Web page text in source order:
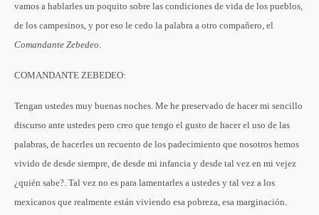
vamos a hablarles un poquito sobre las condiciones de vida de los pueblos,
de los campesinos, y por eso le cedo la palabra a otro compañero, el
Comandante Zebedeo.
COMANDANTE ZEBEDEO:
Tengan ustedes muy buenas noches. Me he preservado de hacer mi sencillo
discurso ante ustedes pero creo que tengo el gusto de hacer el uso de las
palabras, de hacerles un recuento de los padecimiento que nosotros hemos
vivido de desde siempre, de desde mi infancia y desde tal vez en mi vejez
¿quién sabe?. Tal vez no es para lamentarles a ustedes y tal vez a los
mexicanos que realmente están viviendo esa pobreza, esa marginación.